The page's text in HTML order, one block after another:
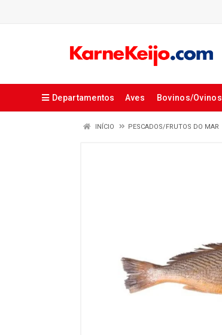
Departamentos Aves Bovinos/Ovinos
INÍCIO PESCADOS/FRUTOS DO MAR